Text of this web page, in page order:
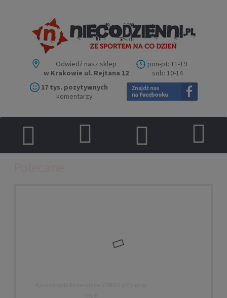
Odwiedź nasz sklep
w Krakowie ul. Rejtana 12
pon-pt: 11-19
sob: 10-14
17 tys. pozytywnych
komentarzy